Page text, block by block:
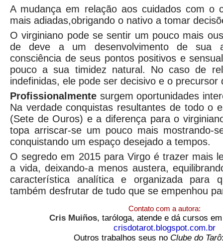
A mudança em relação aos cuidados com o
mais adiadas,obrigando o nativo a tomar
O virginiano pode se sentir um pouco mais
de deve a um desenvolvimento de sua
consciência de seus pontos positivos e
pouco a sua timidez natural. No caso de
indefinidas, ele pode ser decisivo e o precursor
Profissionalmente surgem oportunidades
Na verdade conquistas resultantes de todo o
(Sete de Ouros) e a diferença para o
topa arriscar-se um pouco mais mostrando-
conquistando um espaço desejado a tempos.
O segredo em 2015 para Virgo é trazer mais
a vida, deixando-a menos austera,
característica analítica e organizada para
também desfrutar de tudo que se empenhou
Contato com a autora:
Cris Muiños, taróloga, atende e dá cursos
crisdotarot.blogspot.com.br
Outros trabalhos seus no Clube do Tarô